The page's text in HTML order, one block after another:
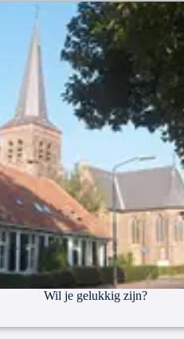
Wil je gelukkig zijn?